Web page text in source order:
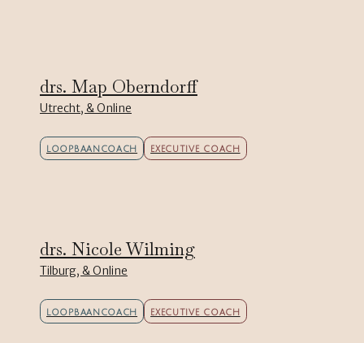
drs. Map Oberndorff
Utrecht, & Online
LOOPBAANCOACH EXECUTIVE COACH
drs. Nicole Wilming
Tilburg, & Online
LOOPBAANCOACH EXECUTIVE COACH